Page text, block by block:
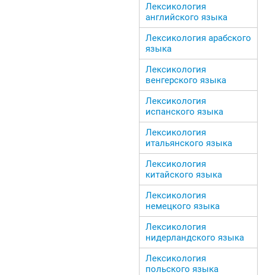
Лексикология
английского языка
Лексикология арабского
языка
Лексикология
венгерского языка
Лексикология
испанского языка
Лексикология
итальянского языка
Лексикология
китайского языка
Лексикология
немецкого языка
Лексикология
нидерландского языка
Лексикология
польского языка